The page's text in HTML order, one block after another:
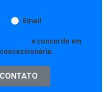
Email
e concordo em